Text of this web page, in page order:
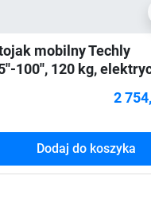
mobilny Techly
100'', 120 kg,
2
Dodaj do koszyka